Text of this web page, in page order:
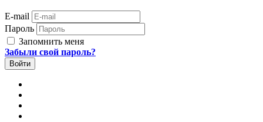
E-mail
Пароль
Запомнить меня
Забыли свой пароль?